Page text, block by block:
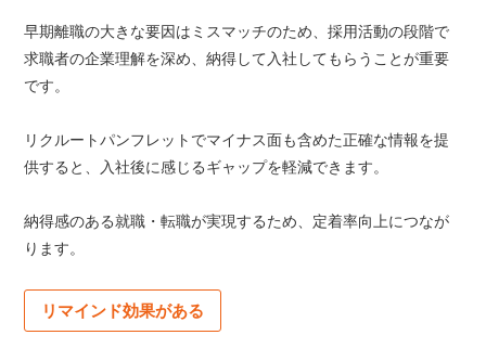
早期離職の大きな要因はミスマッチのため、採用活動の段階で
求職者の企業理解を深め、納得して入社してもらうことが重要
です。
リクルートパンフレットでマイナス面も含めた正確な情報を提
供すると、入社後に感じるギャップを軽減できます。
納得感のある就職・転職が実現するため、定着率向上につなが
ります。
リマインド効果がある